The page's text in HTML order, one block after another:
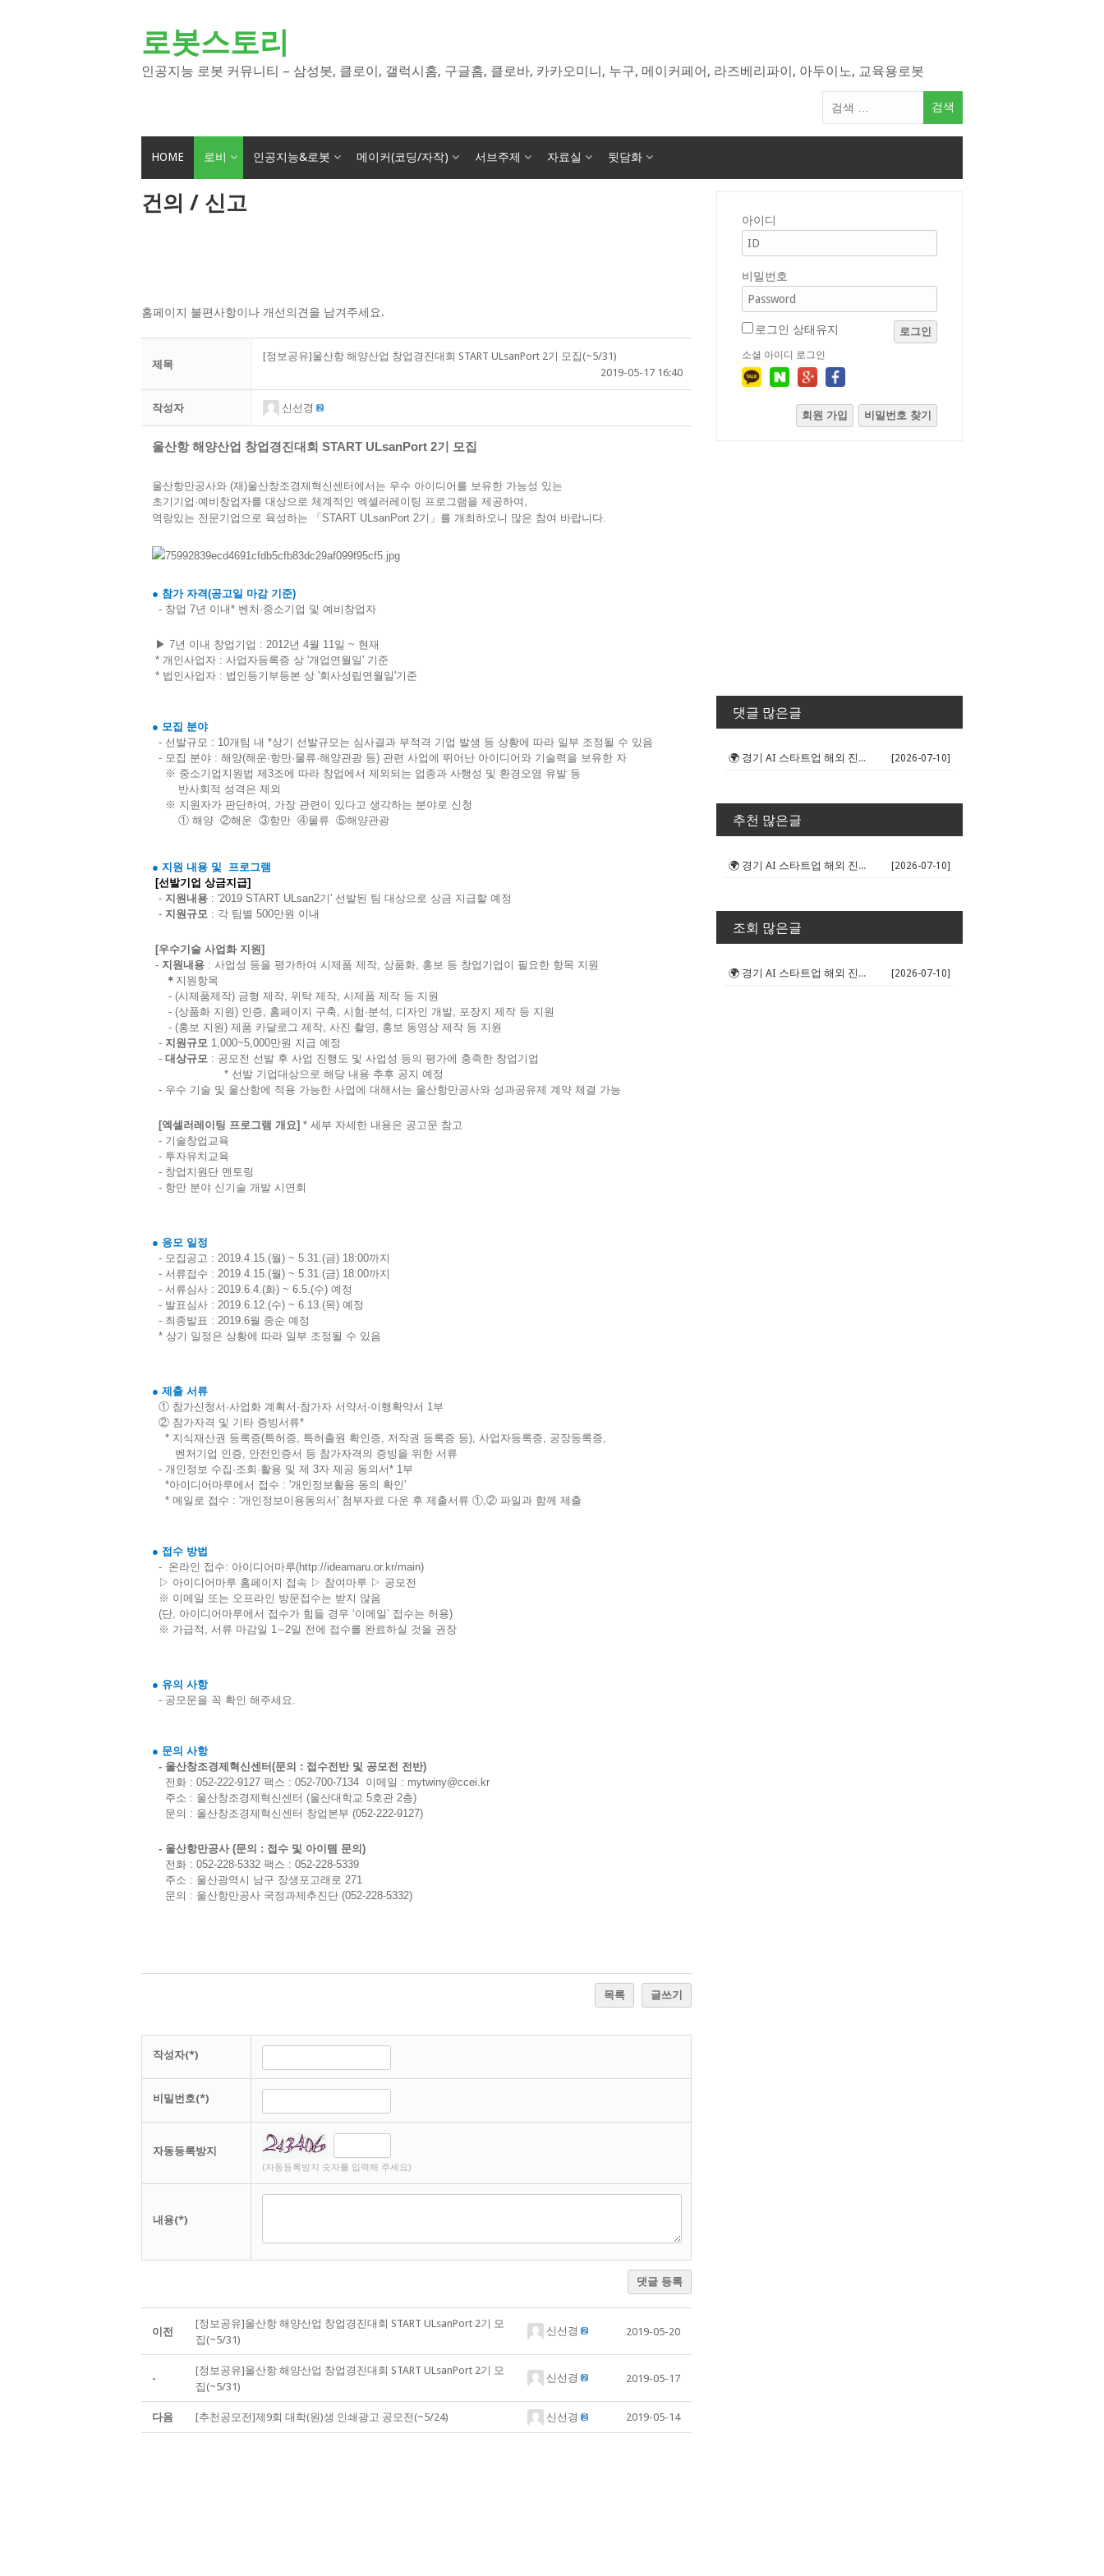
로봇스토리
인공지능 로봇 커뮤니티 – 삼성봇, 클로이, 갤럭시홈, 구글홈, 클로바, 카카오미니, 누구, 메이커페어, 라즈베리파이, 아두이노, 교육용로봇
색
HOME 로비 인공지능&로봇 메이커(코딩/자작) 서브주제 자료실 뒷담화
건의 / 신고
홈페이지 불편사항이나 개선의견을 남겨주세요.
제목
[정보공유]울산항 해양산업 창업경진대회 START ULsanPort 2기 모집(~5/31)
2019-05-17 16:40
작성자 신선경
울산항 해양산업 창업경진대회 START ULsanPort 2기 모집
울산항만공사와 (재)울산창조경제혁신센터에서는 우수 아이디어를 보유한 가능성 있는
초기기업·예비창업자를 대상으로 체계적인 엑셀러레이팅 프로그램을 제공하여,
역랑있는 전문기업으로 육성하는 「 START ULsanPort 2기」를 개최하오니 많은 참여 바랍니다.
● 참가 자격(공고일 마감 기준)
- 창업 7년 이내* 벤처·중소기업 및 예비창업자
▶ 7년 이내 창업기업 : 2012년 4월 11일 ~ 현재
* 개인사업자 : 사업자등록증 상 '개업연월일' 기준
* 법인사업자 : 법인등기부등본 상 '회사성립연월일'기준
● 모집 분야
- 선발규모 : 10개팀 내 *상기 선발규모는 심사결과 부적격 기업 발생 등 상황에 따라 일부 조정될 수 있음
- 모집 분야 : 해양(해운·항만·물류·​해양관광 등) 관련 사업에 뛰어난 아이디어와 기술력을 보유한 자
※ 중소기업지원법 제3조에 따라 창업에서 제외되는 업종과 사행성 및 환경오염 유발 등
반사회적 성격은 제외
※ ​ 지원자가 판단하여, 가장 관련이 있다고 생각하는 분야로 신청
① 해양 ②해운 ③항만 ④물류 ⑤해양관광
● 지원 내용 및 프로그램
[선발기업 상금지급]
- 지원내용 : '2019 START ULsan2기' 선발된 팀 대상으로 상금 지급할 예정
- 지원규모 : 각 팀별 500만원 이내
[우수기술 사업화 지원]
​- 지원내용 : 사업성 등을 평가하여 시제품 제작, 상품화, 홍보 등 창업기업이 필요한 항목 지원
＊ 지원항목
- (시제품제작) 금형 제작, 위탁 제작, 시제품 제작 등 지원
- (상품화 지원) 인증, 홈페이지 구축, 시험·분석, 디자인 개발, 포장지 제작 등 지원
- (홍보 지원) 제품 카달로그 제작, 사진 촬영, 홍보 동영상 제작 등 지원
- 지원규모 1,000~5,000만원 지급 예정
- 대상규모 : 공모전 선발 후 사업 진행도 및 사업성 등의 평가에 충족한 창업기업
* 선발 기업대상으로 해당 내용 추후 공지 예정
- 우수 기술 및 울산항에 적용 가능한 사업에 대해서는 울산항만공사와 성과공유제 계약 체결 가능
[엑셀러레이팅 프로그램 개요] * 세부 자세한 내용은 공고문 참고
- 기술창업교육
- 투자유치교육
- 창업지원단 멘토링
- 항만 분야 신기술 개발 시연회
● 응모 일정
- 모집공고 : 2019.4.15.(월) ~ 5.31.(금) 18:00까지
- 서류접수 : 2019.4.15.(월) ~ 5.31.(금) 18:00까지
- 서류심사 : 2019.6.4.(화) ~ 6.5.(수) 예정
- 발표심사 : 2019.6.12.(수) ~ 6.13.(목) 예정
- 최종발표 : 2019.6월 중순 예정
* 상기 일정은 상황에 따라 일부 조정될 수 있음
● 제출 서류
① 참가신청서·사업화 계획서·참가자 서약서·이행확약서 1부
② 참가자격 및 기타 증빙서류*
* 지식재산권 등록증(특허증, 특허출원 확인증, 저작권 등록증 등), 사업자등록증, 공장등록증,
벤처기업 인증, 안전인증서 등 참가자격의 증빙을 위한 서류
- 개인정보 수집·조회·활용 및 제 3자 제공 동의서* 1부
*아이디어마루에서 접수 : '개인정보활용 동의 확인'
* 메일로 접수 : '개인정보이용동의서' 첨부자료 다운 후 제출서류 ①,② 파일과 함께 제출
● 접수 방법
- 온라인 접수: 아이디어마루(http://ideamaru.or.kr/main)
▷ 아이디어마루 홈페이지 접속 ▷ 참여마루 ▷ 공모전
※ 이메일 또는 오프라인 방문접수는 받지 않음
(단, 아이디어마루에서 접수가 힘들 경우 ‘이메일’ 접수는 허용)
※ 가급적, 서류 마감일 1∼2일 전에 접수를 완료하실 것을 권장
● 유의 사항
- 공모문을 꼭 확인 해주세요.
● 문의 사항
- 울산창조경제혁신센터(문의 : 접수전반 및 공모전 전반)
전화 : 052-222-9127 팩스 : 052-700-7134 이메일 : mytwiny@ccei.kr
주소 : 울산창조경제혁신센터 (울산대학교 5호관 2층)
문의 : 울산창조경제혁신센터 창업본부 (052-222-9127)
- 울산항만공사 (문의 : 접수 및 아이템 문의)
전화 : 052-228-5332 팩스 : 052-228-5339
주소 : 울산광역시 남구 장생포고래로 271
문의 : 울산항만공사 국정과제추진단 (052-228-5332)
목록 글쓰기
작성자(*)
비밀번호(*)
자동등록방지
(자동등록방지 숫자를 입력해 주세요)
내용(*)
댓글 등록
이전
[정보공유]울산항 해양산업 창업경진대회 START ULsanPort 2기 모
집(~5/31)
신선경 2019-05-20
-
[정보공유]울산항 해양산업 창업경진대회 START ULsanPort 2기 모
집(~5/31)
신선경 2019-05-17
다음 [추천공모전]제9회 대학(원)생 인쇄광고 공모전(~5/24) 신선경 2019-05-14
아이디
비밀번호
로그인 상태유지 로그인
소셜 아이디 로그인
회원 가입 비밀번호 찾기
댓글 많은글
🌍 경기 AI 스타트업 해외 진출 판... [2026-07-10]
추천 많은글
🌍 경기 AI 스타트업 해외 진출 판... [2026-07-10]
조회 많은글
🌍 경기 AI 스타트업 해외 진출 판... [2026-07-10]